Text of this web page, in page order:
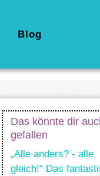
Blog
Das könnte dir
gefallen
„Alle anders? - alle
gleich!“ Das